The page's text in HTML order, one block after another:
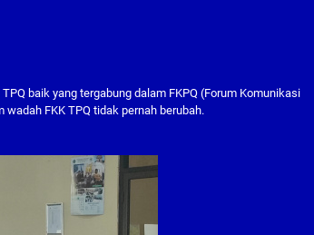
baik yang tergabung dalam FKPQ (Forum Komunikasi
wadah FKK TPQ tidak pernah berubah.